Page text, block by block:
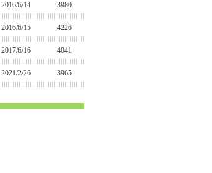
2016/6/14 3980
2016/6/15 4226
2017/6/16 4041
2021/2/26 3965